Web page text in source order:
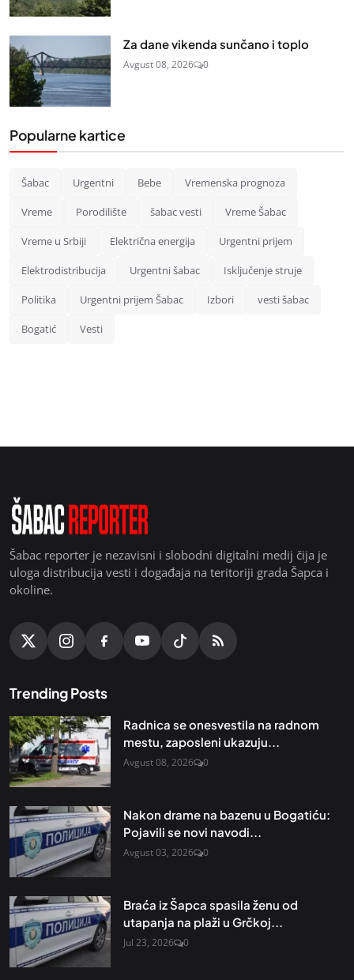
Za dane vikenda sunčano i toplo
Avgust 08, 2026 0
Popularne kartice
Šabac Urgentni Bebe Vremenska prognoza
Vreme Porodilište šabac vesti Vreme Šabac
Vreme u Srbiji Električna energija Urgentni prijem
Elektrodistribucija Urgentni šabac Isključenje struje
Politika Urgentni prijem Šabac Izbori vesti šabac
Bogatić Vesti
Šabac reporter je nezavisni i slobodni digitalni medij čija je
uloga distribucija vesti i događaja na teritoriji grada Šapca i
okoline.
Trending Posts
Radnica se onesvestila na radnom
mestu, zaposleni ukazuju...
Avgust 08, 2026 0
Nakon drame na bazenu u Bogatiću:
Pojavili se novi navodi...
Avgust 03, 2026 0
Braća iz Šapca spasila ženu od
utapanja na plaži u Grčkoj...
Jul 23, 2026 0